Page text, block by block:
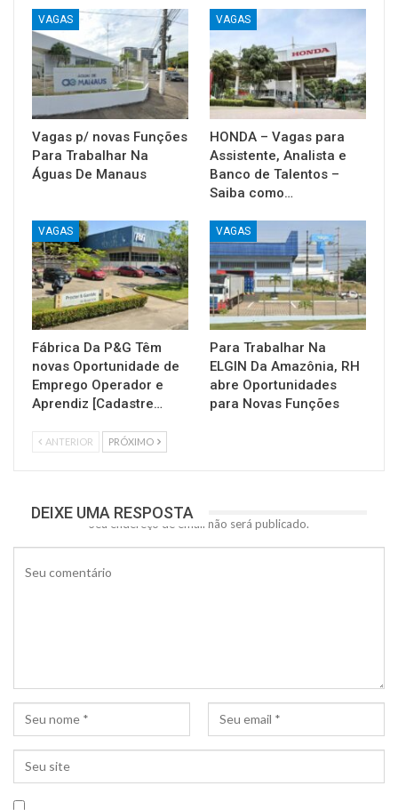
VAGAS
Vagas p/ novas Funções
Para Trabalhar Na
Águas De Manaus
VAGAS
HONDA – Vagas para
Assistente, Analista e
Banco de Talentos –
Saiba como…
VAGAS
Fábrica Da P&G Têm
novas Oportunidade de
Emprego Operador e
Aprendiz [Cadastre…
VAGAS
Para Trabalhar Na
ELGIN Da Amazônia, RH
abre Oportunidades
para Novas Funções
ANTERIOR PRÓXIMO
DEIXE UMA RESPOSTA
Seu endereço de email não será publicado.